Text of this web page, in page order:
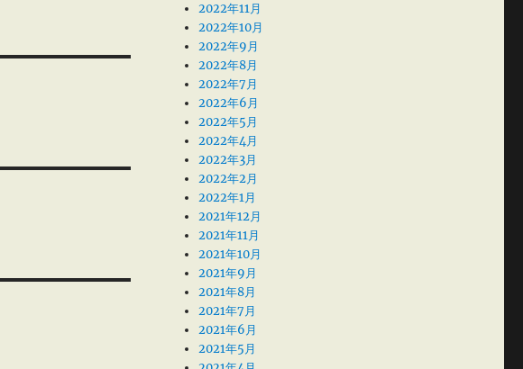
2022年11月
2022年10月
2022年9月
2022年8月
2022年7月
2022年6月
2022年5月
2022年4月
2022年3月
2022年2月
2022年1月
2021年12月
2021年11月
2021年10月
2021年9月
2021年8月
2021年7月
2021年6月
2021年5月